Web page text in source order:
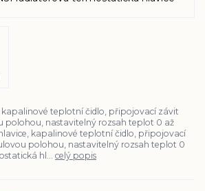
kapalinové teplotní čidlo, připojovací závit
polohou, nastavitelný rozsah teplot 0 až
kapalinové teplotní čidlo, připojovací
polohou, nastavitelný rozsah teplot 0
hl... celý popis